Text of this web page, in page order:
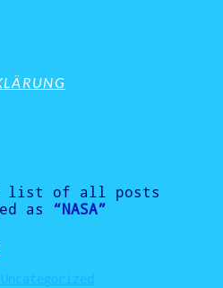
list of all posts
as
“NASA”